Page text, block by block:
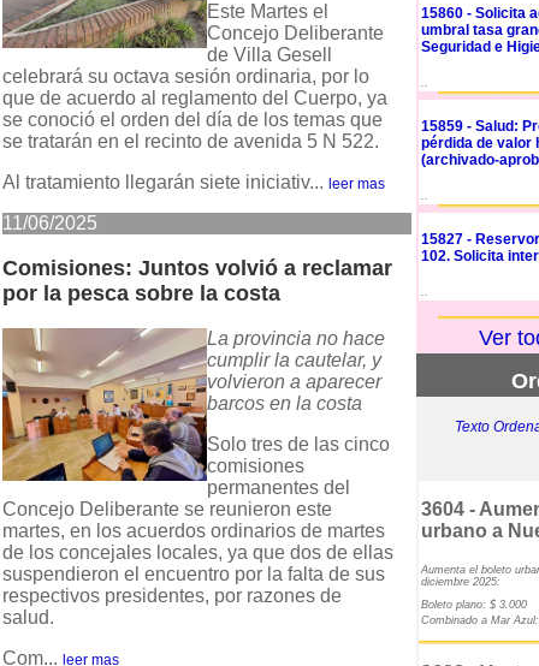
Este Martes el
Concejo Deliberante
de Villa Gesell
celebrará su octava sesión ordinaria, por lo
que de acuerdo al reglamento del Cuerpo, ya
se conoció el orden del día de los temas que
se tratarán en el recinto de avenida 5 N 522.
Al tratamiento llegarán siete iniciativ... leer mas
11/06/2025
Comisiones: Juntos volvió a reclamar
por la pesca sobre la costa
La provincia no hace
cumplir la cautelar, y
volvieron a aparecer
barcos en la costa
Solo tres de las cinco
comisiones
permanentes del
Concejo Deliberante se reunieron este
martes, en los acuerdos ordinarios de martes
de los concejales locales, ya que dos de ellas
suspendieron el encuentro por la falta de sus
respectivos presidentes, por razones de
salud.
Com... leer mas
15860 - Solicita
umbral tasa
Seguridad e
..
15859 - Salud:
pérdida de valor
(archivado-
..
15827 -
102. Solicita
..
Ver
Texto
3604 -
urbano a
Aumenta el boleto
diciembre 2025:
Boleto plano: $ 3.000
Combinado a Mar